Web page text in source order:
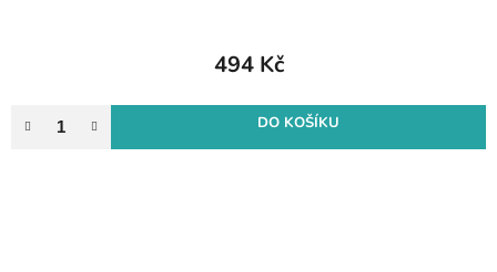
494 Kč
DO KOŠÍKU